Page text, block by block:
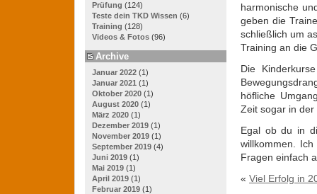
Prüfung (124)
Teste dein TKD Wissen (6)
Training (128)
Videos & Fotos (96)
Archive
Januar 2022 (1)
Januar 2021 (1)
Oktober 2020 (1)
August 2020 (1)
März 2020 (1)
Dezember 2019 (1)
November 2019 (1)
September 2019 (4)
Juni 2019 (1)
Mai 2019 (1)
April 2019 (1)
Februar 2019 (1)
harmonische
geben die
schließlich um
Training an die
Die
höfliche
Zeit sogar in
Egal ob du in
willkommen.
Fragen einfach
« Viel Erfolg in